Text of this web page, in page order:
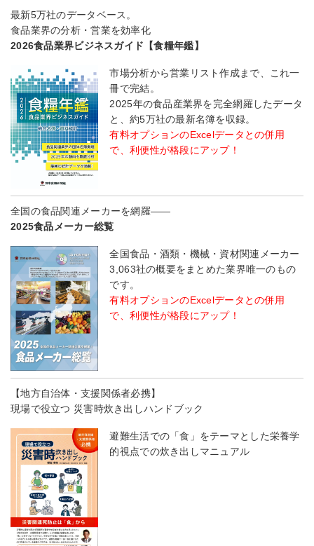
最新5万社のデータベース。
食品業界の分析・営業を効率化
2026食品業界ビジネスガイド【食糧年鑑】
市場分析から営業リスト作成まで、これ一
冊で完結。
2025年の食品産業界を完全網羅したデータ
と、約5万社の最新名簿を収録。
有料オプションのExcelデータとの併用
で、利便性が格段にアップ！
全国の食品関連メーカーを網羅――
2025食品メーカー総覧
全国食品・酒類・機械・資材関連メーカー
3,063社の概要をまとめた業界唯一のもの
です。
有料オプションのExcelデータとの併用
で、利便性が格段にアップ！
【地方自治体・支援関係者必携】
現場で役立つ 災害時炊き出しハンドブック
避難生活での「食」をテーマとした栄養学
的視点での炊き出しマニュアル